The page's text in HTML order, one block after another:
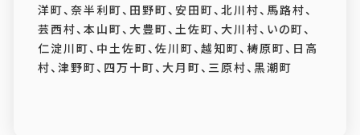
洋町、奈半利町、田野町、安田町、北川村、馬路村、
芸西村、本山町、大豊町、土佐町、大川村、いの町、
仁淀川町、中土佐町、佐川町、越知町、梼原町、日高
村、津野町、四万十町、大月町、三原村、黒潮町